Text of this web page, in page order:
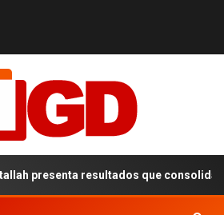
resultados que consolidan un